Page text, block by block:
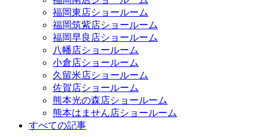
福岡東店ショールーム
福岡筑紫店ショールーム
福岡早良店ショールーム
八幡店ショールーム
小倉店ショールーム
久留米店ショールーム
佐賀店ショールーム
熊本光の森店ショールーム
熊本はません店ショールーム
すべての記事